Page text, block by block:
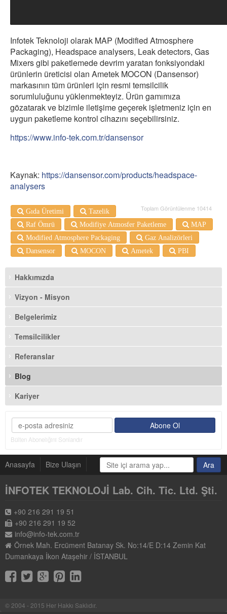
Infotek Teknoloji olarak MAP (Modified Atmosphere
Packaging), Headspace analysers, Leak detectors, Gas
Mixers gibi paketlemede devrim yaratan fonksiyondaki
ürünlerin üreticisi olan Ametek MOCON (Dansensor)
markasının tüm ürünleri için resmi temsilcilik
sorumluluğunu yüklenmekteyiz. Ürün gamımıza
gözatarak ve bizimle iletişime geçerek işletmeniz için en
uygun paketleme kontrol cihazını seçebilirsiniz.
https://www.info-tek.com.tr/dansensor
Kaynak: https://dansensor.com/products/headspace-
analysers
Toplam Görüntülenme 10414
Gıda Üretimi
Tazelik
Raf Ömrü
Modifiye Atmosfer Paketleme
MAP
Modified Atmosphere Packaging
Gaz Analizörleri
Dansensor
MOCON Ametek PBI
Hakkımızda
Vizyon - Misyon
Belgelerimiz
Temsilcilikler
Referanslar
Blog
Kariyer
Bülten Aboneliğini Sonlandır
Anasayfa Bize Ulaşın
İNFOTEK TEKNOLOJİ Lab. Cih. Tic. Ltd. Şti.
+90 216 291 19 51
+90 216 291 19 52
info@info-tek.com.tr
Örnek Mah. Ercüment Batanay Sk. No:14/E D:14 Zemin Kat
Dumankaya İkon Ataşehir / İSTANBUL
© 2004 - 2015 Her Hakkı Saklıdır.